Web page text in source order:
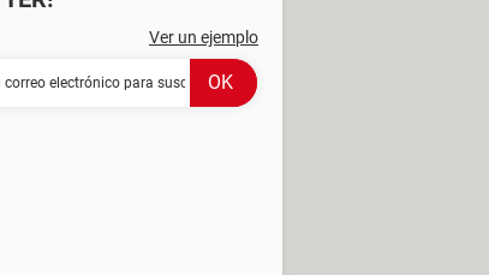
Ver un ejemplo